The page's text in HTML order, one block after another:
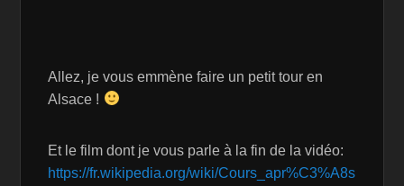
Allez, je vous emmène faire un petit tour en
Alsace !
Et le film dont je vous parle à la fin de la vidéo:
https://fr.wikipedia.org/wiki/Cours_apr%C3%A8s